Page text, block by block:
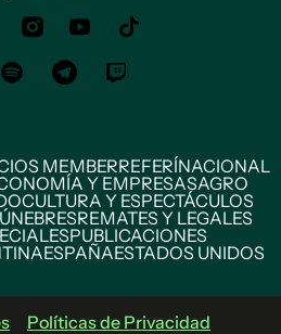
MEMBERREFERÍNACIONAL
Y EMPRESASAGRO
CULTURA Y ESPECTÁCULOS
REMATES Y LEGALES
PUBLICACIONES
ESPAÑAESTADOS UNIDOS
Políticas de Privacidad